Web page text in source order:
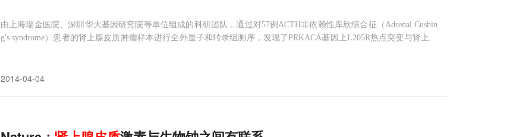
由上海瑞金医院、深圳华大基因研究院等单位组成的科研团队，通过对57例ACTH非依赖性库欣综合征（Adrenal Cushin
g's syndrome）患者的肾上腺皮质肿瘤样本进行全外显子和转录组测序，发现了PRKACA基因上L205R热点突变与肾上腺
2014-04-04